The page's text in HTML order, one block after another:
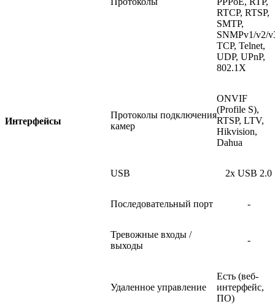
Интерфейсы
RTCP, RTSP,
SMTP,
SNMPv1/v2/
TCP, Telnet,
UDP, UPnP,
802.1X
Протоколы подключения
камер
ONVIF
(Profile S),
RTSP, LTV,
Hikvision,
Dahua
USB 2x USB 2.0
Последовательный порт -
Тревожные входы /
выходы
-
Удаленное управление
Есть (веб-
интерфейс,
ПО)